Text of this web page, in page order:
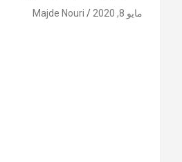
مايو 8, 2020 Majde Nouri